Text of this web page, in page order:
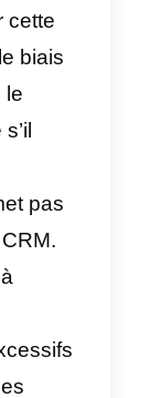
un
à la
par le biais
lequel
un site
avec les
réel.